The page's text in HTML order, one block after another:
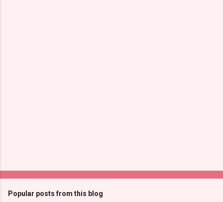
Popular posts from this blog